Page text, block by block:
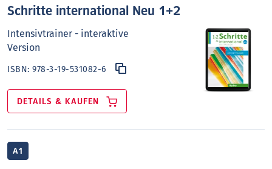
Schritte international Neu 1+2
Intensivtrainer - interaktive
Version
ISBN:978-3-19-531082-6
DETAILS & KAUFEN
A1